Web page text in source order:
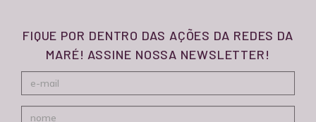
FIQUE POR DENTRO DAS AÇÕES DA REDES DA
MARÉ! ASSINE NOSSA NEWSLETTER!